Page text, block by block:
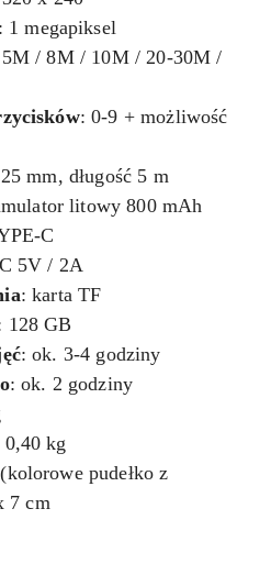
1 megapiksel
/ 8M / 10M / 20-30M /
: 0-9 + możliwość
mm, długość 5 m
litowy 800 mAh
C
5V / 2A
: karta TF
128 GB
: ok. 3-4 godziny
: ok. 2 godziny
0,40 kg
(kolorowe pudełko z
7 cm